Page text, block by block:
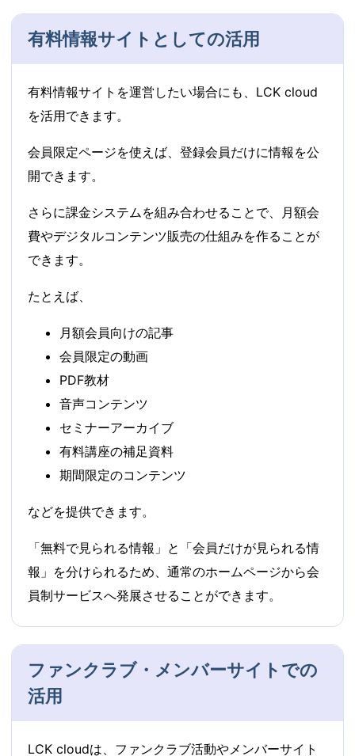
有料情報サイトとしての活用
有料情報サイトを運営したい場合にも、LCK cloud
を活用できます。
会員限定ページを使えば、登録会員だけに情報を公
開できます。
さらに課金システムを組み合わせることで、月額会
費やデジタルコンテンツ販売の仕組みを作ることが
できます。
たとえば、
月額会員向けの記事
会員限定の動画
PDF教材
音声コンテンツ
セミナーアーカイブ
有料講座の補足資料
期間限定のコンテンツ
などを提供できます。
「無料で見られる情報」と「会員だけが見られる情
報」を分けられるため、通常のホームページから会
員制サービスへ発展させることができます。
ファンクラブ・メンバーサイトでの
活用
LCK cloudは、ファンクラブ活動やメンバーサイト